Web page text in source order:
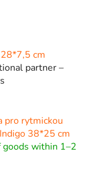
cm
partner –
pro rytmickou
38*25 cm
goods within 1–2